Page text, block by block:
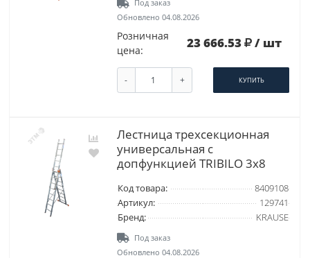
Под заказ
Обновлено 04.08.2026
Розничная
цена:
23 666.53 / шт
- + КУПИТЬ
Лестница трехсекционная
универсальная с
допфункцией TRIBILO 3х8
Код товара:
8409108
Артикул:
129741
Бренд:
KRAUSE
Под заказ
Обновлено 04.08.2026